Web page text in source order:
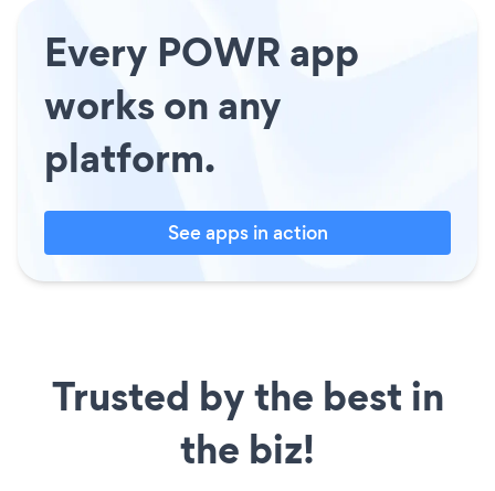
Every POWR app
works on any
platform.
See apps in action
Trusted by the best in
the biz!